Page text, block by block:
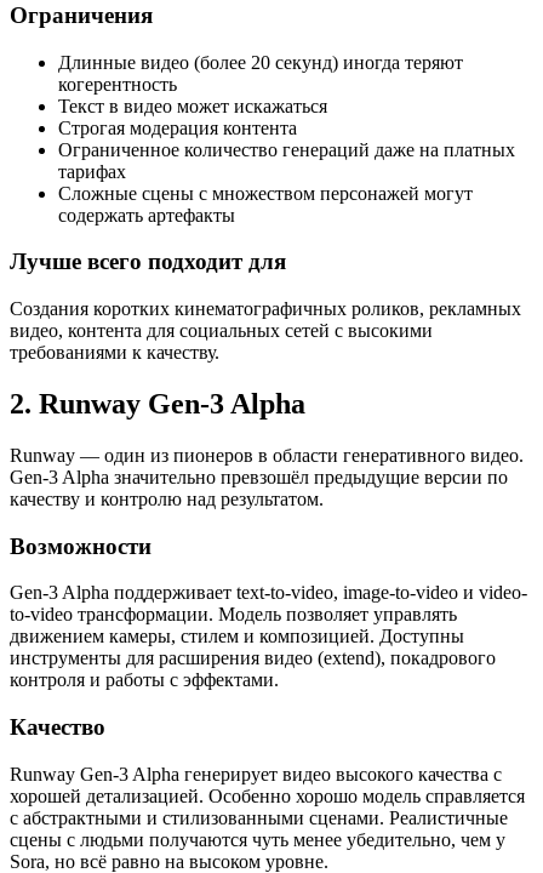
Ограничения
Длинные видео (более 20 секунд) иногда теряют
когерентность
Текст в видео может искажаться
Строгая модерация контента
Ограниченное количество генераций даже на платных
тарифах
Сложные сцены с множеством персонажей могут
содержать артефакты
Лучше всего подходит для
Создания коротких кинематографичных роликов, рекламных
видео, контента для социальных сетей с высокими
требованиями к качеству.
2. Runway Gen-3 Alpha
Runway — один из пионеров в области генеративного видео.
Gen-3 Alpha значительно превзошёл предыдущие версии по
качеству и контролю над результатом.
Возможности
Gen-3 Alpha поддерживает text-to-video, image-to-video и video-
to-video трансформации. Модель позволяет управлять
движением камеры, стилем и композицией. Доступны
инструменты для расширения видео (extend), покадрового
контроля и работы с эффектами.
Качество
Runway Gen-3 Alpha генерирует видео высокого качества с
хорошей детализацией. Особенно хорошо модель справляется
с абстрактными и стилизованными сценами. Реалистичные
сцены с людьми получаются чуть менее убедительно, чем у
Sora, но всё равно на высоком уровне.